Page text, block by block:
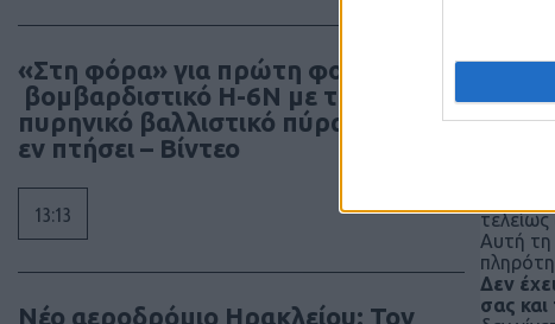
«Στη φόρα» για πρώτη φορά
βομβαρδιστικό H-6N με τον
πυρηνικό βαλλιστικό πύραυλο JL-1
εν πτήσει – Βίντεο
13:13
Νέο αεροδρόμιο Ηρακλείου: Τον
να
Και θα
να
Εάν
Όλα
Όσον
Αυτή
Δεν
σας και